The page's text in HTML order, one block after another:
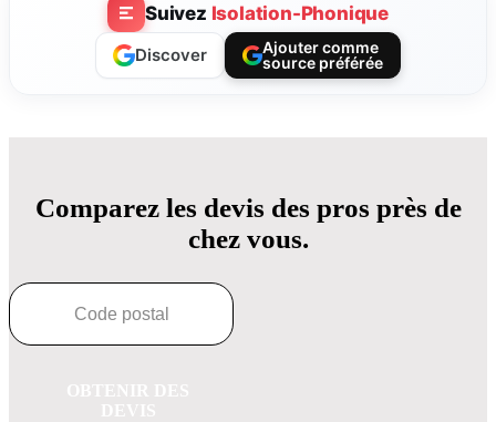
Suivez Isolation-Phonique
Discover
Ajouter comme
source préférée
Comparez les devis des pros près de
chez vous.